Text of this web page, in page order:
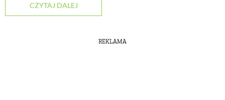
CZYTAJ DALEJ
REKLAMA